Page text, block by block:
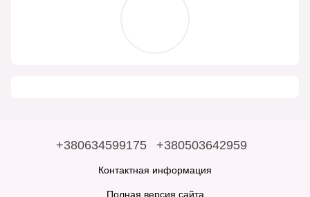
+380634599175 +380503642959
Контактная информация
Полная версия сайта